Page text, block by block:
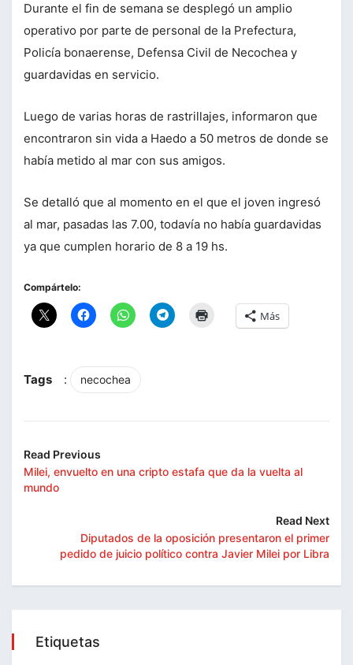
Durante el fin de semana se desplegó un amplio
operativo por parte de personal de la Prefectura,
Policía bonaerense, Defensa Civil de Necochea y
guardavidas en servicio.
Luego de varias horas de rastrillajes, informaron que
encontraron sin vida a Haedo a 50 metros de donde se
había metido al mar con sus amigos.
Se detalló que al momento en el que el joven ingresó
al mar, pasadas las 7.00, todavía no había guardavidas
ya que cumplen horario de 8 a 19 hs.
Compártelo:
Más
Tags : necochea
Read Previous
Milei, envuelto en una cripto estafa que da la vuelta al
mundo
Read Next
Diputados de la oposición presentaron el primer
pedido de juicio político contra Javier Milei por Libra
Etiquetas